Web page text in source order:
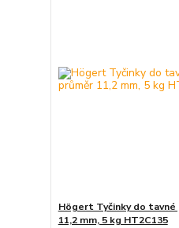
Högert Tyčinky do
11,2 mm, 5 kg HT2C135